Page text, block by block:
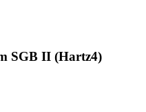
SGB II (Hartz4)